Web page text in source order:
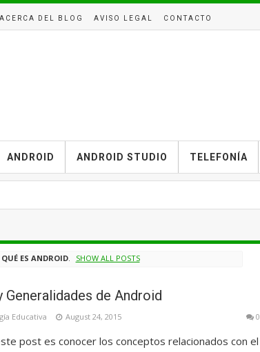
ACERCA DEL BLOG AVISO LEGAL CONTACTO
ANDROID ANDROID STUDIO TELEFONÍA
QUÉ ES ANDROID. SHOW ALL POSTS
Generalidades de Android
Educativa August 24, 2015 0
post es conocer los conceptos relacionados con el